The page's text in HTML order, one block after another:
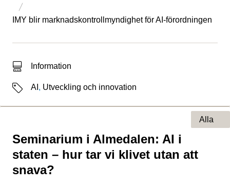
IMY blir marknadskontrollmyndighet för AI-förordningen
Typ av sökträff
Information
Etiketter
AI , Utveckling och innovation
Seminarium i Almedalen: AI i
staten – hur tar vi klivet utan att
snava?
Typ av sida
Alla